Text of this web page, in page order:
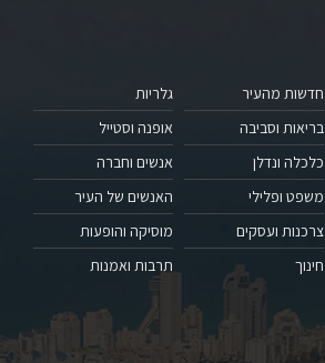
חדשות מהעיר
בריאות וסביבה
כלכלה ונדלן
משפט ופלילי
צרכנות ועסקים
חינוך
גלריות
אופנה וסטייל
אנשים וחברה
האנשים של העיר
מוסיקה והופעות
תרבות ואמנות